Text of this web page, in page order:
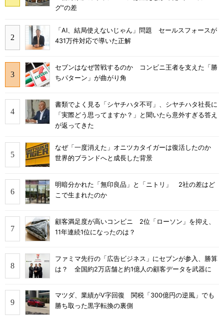
グ”の差
「AI、結局使えないじゃん」問題 セールスフォースが
431万件対応で導いた正解
セブンはなぜ苦戦するのか コンビニ王者を支えた「勝
ちパターン」が曲がり角
書類でよく見る「シヤチハタ不可」、シヤチハタ社長に
「実際どう思ってますか？」と聞いたら意外すぎる答え
が返ってきた
なぜ「一度消えた」オニツカタイガーは復活したのか
世界的ブランドへと成長した背景
明暗分かれた「無印良品」と「ニトリ」 2社の差はど
こで生まれたのか
顧客満足度が高いコンビニ 2位「ローソン」を抑え、
11年連続1位になったのは？
ファミマ先行の「広告ビジネス」にセブンが参入、勝算
は？ 全国約2万店舗と約1億人の顧客データを武器に
マツダ、業績がV字回復 関税「300億円の逆風」でも
勝ち取った黒字転換の裏側